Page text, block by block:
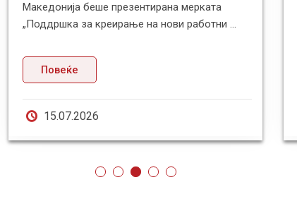
Македонија беше презентирана мерката
„Поддршка за креирање на нови работни ...
Повеќе
15.07.2026